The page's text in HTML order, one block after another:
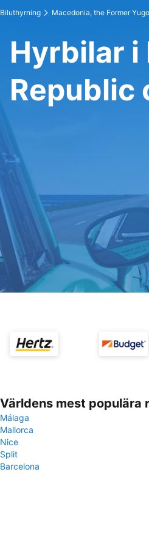
Biluthyrning Macedonia, the Former
Hyrbilar i
Republic
Världens mest populära
Málaga
Mallorca
Nice
Split
Barcelona